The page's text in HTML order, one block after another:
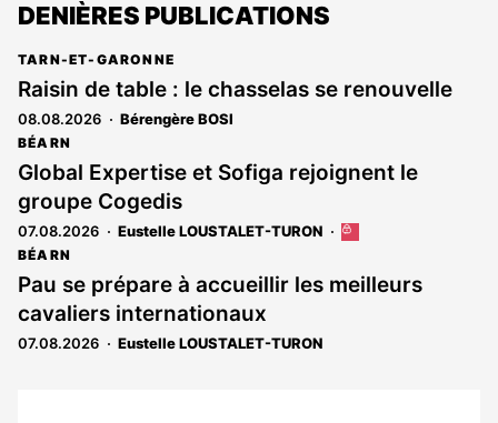
DENIÈRES PUBLICATIONS
TARN-ET-GARONNE
Raisin de table : le chasselas se renouvelle
08.08.2026 Bérengère BOSI
BÉARN
Global Expertise et Sofiga rejoignent le
groupe Cogedis
07.08.2026 Eustelle LOUSTALET-TURON
Cet
est
réservé
BÉARN
Pau se prépare à accueillir les meilleurs
cavaliers internationaux
07.08.2026 Eustelle LOUSTALET-TURON